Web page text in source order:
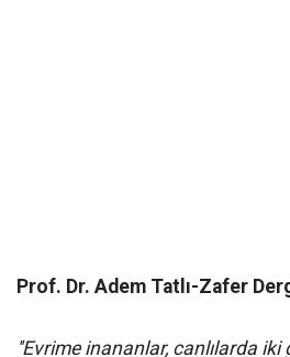
Prof. Dr. Adem Tatlı-Zafer
''Evrime inananlar, canlılarda iki